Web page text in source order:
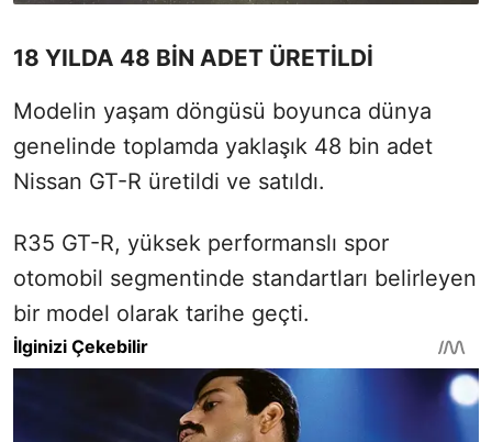
18 YILDA 48 BİN ADET ÜRETİLDİ
Modelin yaşam döngüsü boyunca dünya
genelinde toplamda yaklaşık 48 bin adet
Nissan GT-R üretildi ve satıldı.
R35 GT-R, yüksek performanslı spor
otomobil segmentinde standartları belirleyen
bir model olarak tarihe geçti.